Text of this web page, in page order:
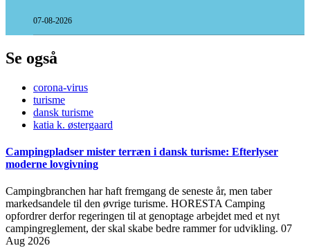
07-08-2026
Se også
corona-virus
turisme
dansk turisme
katia k. østergaard
Campingpladser mister terræn i dansk turisme: Efterlyser
moderne lovgivning
Campingbranchen har haft fremgang de seneste år, men taber
markedsandele til den øvrige turisme. HORESTA Camping
opfordrer derfor regeringen til at genoptage arbejdet med et nyt
campingreglement, der skal skabe bedre rammer for udvikling. 07
Aug 2026